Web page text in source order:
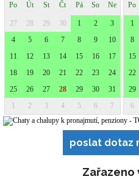
poslat dotaz
Zařazeno